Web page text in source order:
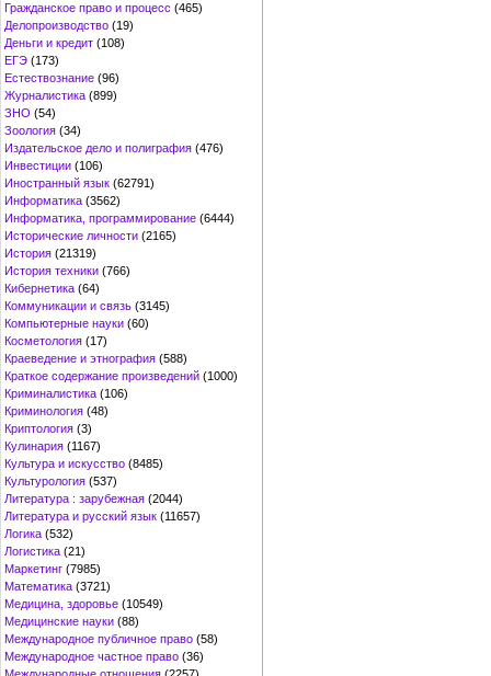
Гражданское право и процесс (465)
Делопроизводство (19)
Деньги и кредит (108)
ЕГЭ (173)
Естествознание (96)
Журналистика (899)
ЗНО (54)
Зоология (34)
Издательское дело и полиграфия (476)
Инвестиции (106)
Иностранный язык (62791)
Информатика (3562)
Информатика, программирование (6444)
Исторические личности (2165)
История (21319)
История техники (766)
Кибернетика (64)
Коммуникации и связь (3145)
Компьютерные науки (60)
Косметология (17)
Краеведение и этнография (588)
Краткое содержание произведений (1000)
Криминалистика (106)
Криминология (48)
Криптология (3)
Кулинария (1167)
Культура и искусство (8485)
Культурология (537)
Литература : зарубежная (2044)
Литература и русский язык (11657)
Логика (532)
Логистика (21)
Маркетинг (7985)
Математика (3721)
Медицина, здоровье (10549)
Медицинские науки (88)
Международное публичное право (58)
Международное частное право (36)